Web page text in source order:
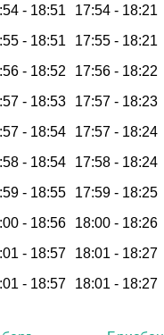
- 18:51 17:54 - 18:21
- 18:51 17:55 - 18:21
- 18:52 17:56 - 18:22
- 18:53 17:57 - 18:23
- 18:54 17:57 - 18:24
- 18:54 17:58 - 18:24
- 18:55 17:59 - 18:25
- 18:56 18:00 - 18:26
- 18:57 18:01 - 18:27
- 18:57 18:01 - 18:27